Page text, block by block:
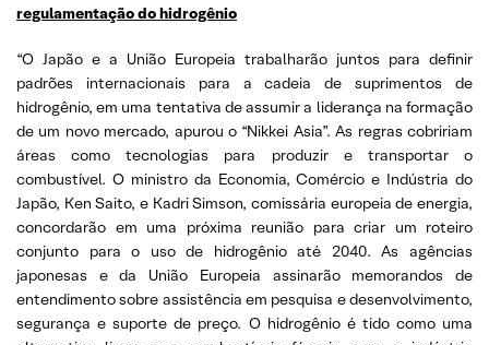
regulamentação do hidrogênio
“O Japão e a União Europeia trabalharão juntos para definir
padrões internacionais para a cadeia de suprimentos de
hidrogênio, em uma tentativa de assumir a liderança na formação
de um novo mercado, apurou o “Nikkei Asia”. As regras cobririam
áreas como tecnologias para produzir e transportar o
combustível. O ministro da Economia, Comércio e Indústria do
Japão, Ken Saito, e Kadri Simson, comissária europeia de energia,
concordarão em uma próxima reunião para criar um roteiro
conjunto para o uso de hidrogênio até 2040. As agências
japonesas e da União Europeia assinarão memorandos de
entendimento sobre assistência em pesquisa e desenvolvimento,
segurança e suporte de preço. O hidrogênio é tido como uma